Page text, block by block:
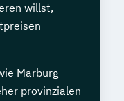
willst,
Marburg
provinzialen